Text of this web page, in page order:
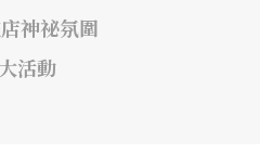
神祕氛圍
活動